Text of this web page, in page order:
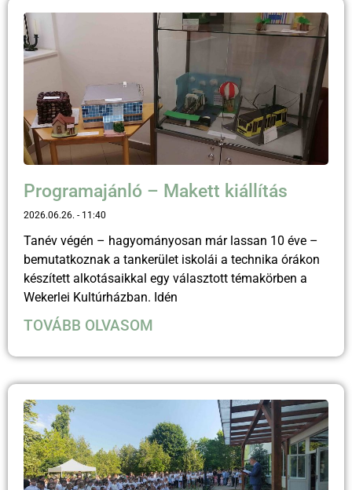
Programajánló – Makett kiállítás
2026.06.26. 11:40
Tanév végén – hagyományosan már lassan 10 éve –
bemutatkoznak a tankerület iskolái a technika órákon
készített alkotásaikkal egy választott témakörben a
Wekerlei Kultúrházban. Idén
TOVÁBB OLVASOM